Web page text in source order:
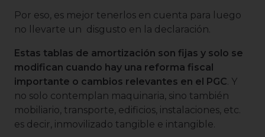
Por eso, es mejor tenerlos en cuenta para luego
no llevarte un disgusto en la declaración.
Estas tablas de amortización son fijas y solo se
modifican cuando hay una reforma fiscal
importante o cambios relevantes en el PGC. Y
no solo contemplan maquinaria, sino también
mobiliario, transporte, edificios, instalaciones, etc.
es decir, inmovilizado tangible e intangible.